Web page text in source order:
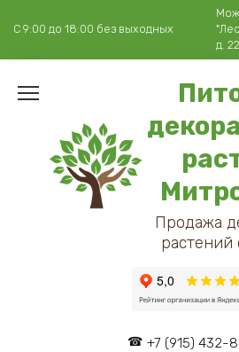
С 9:00 до 18:00 без выходных
д. 22
Продажа
растений
+7 (915) 432-